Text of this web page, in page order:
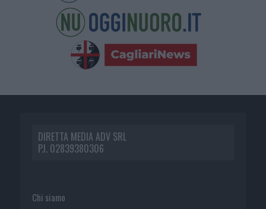
DIRETTA MEDIA ADV SRL
P.I. 02839380306
Chi siamo